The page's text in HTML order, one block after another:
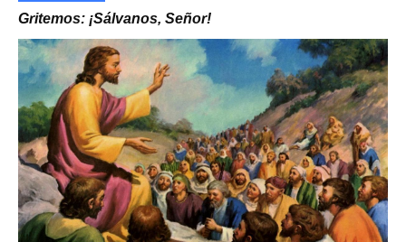
Gritemos: ¡Sálvanos, Señor!